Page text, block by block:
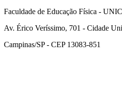
Faculdade de Educação Física -
Av. Érico Veríssimo, 701 - Cidade
Campinas/SP - CEP 13083-851